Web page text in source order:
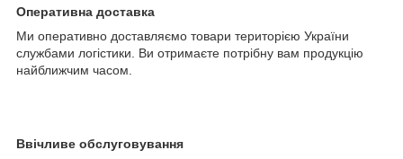
Оперативна доставка
Ми оперативно доставляємо товари територією України
службами логістики. Ви отримаєте потрібну вам продукцію
найближчим часом.
Ввічливе обслуговування